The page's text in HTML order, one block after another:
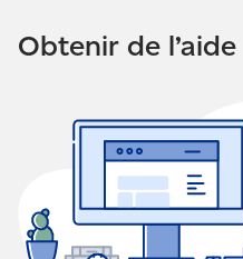
Obtenir de l’aide